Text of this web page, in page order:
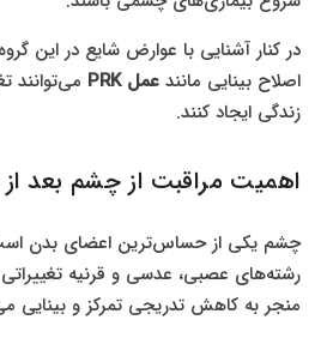
در کنار آشنایی با عوارض شایع در این
اصلاح بینایی مانندعمل PRK
می‌توانند
زندگی ایجاد کنند.
اهمیت مراقبت از چشم بعد از ۵۰ سالگی
چشم یکی از حساس‌ترین اعضای بدن
رشته‌های عصبی، عدسی و قرنیه تغییراتی
منجر به کاهش تدریجی تمرکز و بینایی